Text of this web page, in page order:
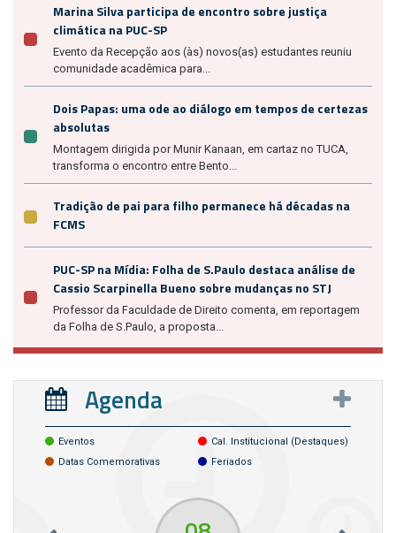
Marina Silva participa de encontro sobre justiça
climática na PUC-SP
Evento da Recepção aos (às) novos(as) estudantes reuniu
comunidade acadêmica para...
Dois Papas: uma ode ao diálogo em tempos de certezas
absolutas
Montagem dirigida por Munir Kanaan, em cartaz no TUCA,
transforma o encontro entre Bento...
Tradição de pai para filho permanece há décadas na
FCMS
PUC-SP na Mídia: Folha de S.Paulo destaca análise de
Cassio Scarpinella Bueno sobre mudanças no STJ
Professor da Faculdade de Direito comenta, em reportagem
da Folha de S.Paulo, a proposta...
Agenda
Eventos
Cal. Institucional (destaques)
Datas Comemorativas
Feriados